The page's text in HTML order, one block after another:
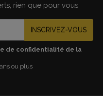
rien que pour vous
INSCRIVEZ-VOUS
de confidentialité de la
ou plus